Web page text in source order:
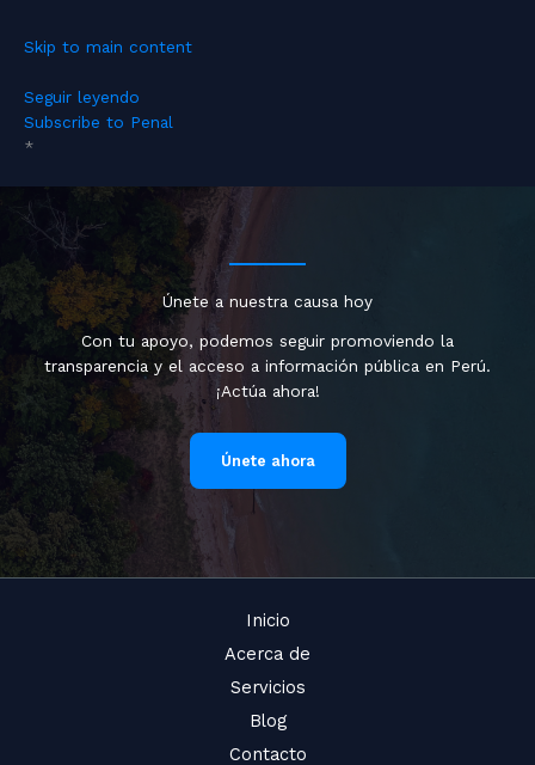
Skip to main content
Seguir leyendo
Subscribe to Penal
*
Únete a nuestra causa hoy
Con tu apoyo, podemos seguir promoviendo la
transparencia y el acceso a información pública en Perú.
¡Actúa ahora!
Únete ahora
Inicio
Acerca de
Servicios
Blog
Contacto